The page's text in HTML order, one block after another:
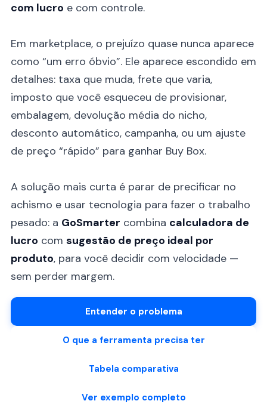
com lucro e com controle.
Em marketplace, o prejuízo quase nunca aparece
como “um erro óbvio”. Ele aparece escondido em
detalhes: taxa que muda, frete que varia,
imposto que você esqueceu de provisionar,
embalagem, devolução média do nicho,
desconto automático, campanha, ou um ajuste
de preço “rápido” para ganhar Buy Box.
A solução mais curta é parar de precificar no
achismo e usar tecnologia para fazer o trabalho
pesado: a GoSmarter combina calculadora de
lucro com sugestão de preço ideal por
produto, para você decidir com velocidade —
sem perder margem.
Entender o problema
O que a ferramenta precisa ter
Tabela comparativa
Ver exemplo completo